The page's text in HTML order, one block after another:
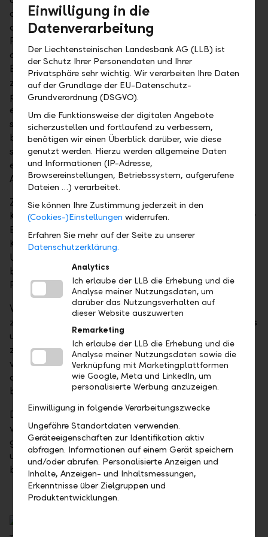
anlagen. Seit einigen Monaten zeigen sich
abnehmende Produktivitätszuwächse bei den
Förderstellen. Einige Industriebeobachter sehen in
dieser Verlangsamung erste Anzeichen einer
Erschöpfung der Vorkommen. Berücksichtigt man
zwei weitere Entwicklungen, verschärft sich das
potenzielle Angebotsproblem zusätzlich. So wird
einerseits angenommen, dass die Unternehmen
sogenanntes «High-Grading» betreiben, also die
besten Quellen zuerst abbauen. Andererseits zeigt
sich nach Jahren lokaler Diversifizierung nun erneut
eine Konzentration auf das grösste und wichtigste
Abbaugebiet, das Permian Basin.
Zudem sind jüngst erneut deutlich höhere
Kreditaufschläge für High-Yield-Schuldner im Sektor
Energie zu beobachten. Aufgrund der restriktiveren
Kapitalmärkte ist davon auszugehen, dass die
Unternehmen weiterhin den Aktionär zuerst
belohnen werden und erst in zweiter Linie ein
Produktionswachstum verfolgen können.
Was der Sektor sowie der Markt als Ganzes derzeit
zuletzt benötigen, ist ein Mehr an Regulierung, wie es
unter einem demokratischen US-Präsidenten 2020
zu erwarten wäre. Sollten die Abbaugebiete
verkleinert oder gar ein Fracking-Verbot
ausgesprochen werden, wäre eine für die Wirtschaft
belastende Energiepreisreaktion die direkte Folge.
Diese Risiken beachtend, legen wir bei der Auswahl
von US-Energieproduzenten im Portfoliokontext
grossen Wert auf eine solide Bilanzsituation sowie
umfangreiche, gesicherte und günstig zu
bewirtschaftende Rohstoffvorkommen.
Einwilligung in die
Datenverarbeitung
Der Liechtensteinischen Landesbank AG (LLB) ist
der Schutz Ihrer Personendaten und Ihrer
Privatsphäre sehr wichtig. Wir verarbeiten Ihre Daten
auf der Grundlage der EU-Datenschutz-
Grundverordnung (DSGVO).
Um die Funktionsweise der digitalen Angebote
sicherzustellen und fortlaufend zu verbessern,
benötigen wir einen Überblick darüber, wie diese
genutzt werden. Hierzu werden allgemeine Daten
und Informationen (IP-Adresse,
Browsereinstellungen, Betriebssystem, aufgerufene
Dateien …) verarbeitet.
Sie können Ihre Zustimmung jederzeit in den
(Cookies-)Einstellungen widerrufen.
Erfahren Sie mehr auf der Seite zu unserer
Datenschutzerklärung.
Analytics
Ich erlaube der LLB die Erhebung und die
Analyse meiner Nutzungsdaten, um
darüber das Nutzungsverhalten auf
dieser Website auszuwerten
Remarketing
Ich erlaube der LLB die Erhebung und die
Analyse meiner Nutzungsdaten sowie die
Verknüpfung mit Marketingplattformen
wie Google, Meta und LinkedIn, um
personalisierte Werbung anzuzeigen.
Einwilligung in folgende Verarbeitungszwecke
Ungefähre Standortdaten verwenden.
Geräteeigenschaften zur Identifikation aktiv
abfragen. Informationen auf einem Gerät speichern
und/oder abrufen. Personalisierte Anzeigen und
Inhalte, Anzeigen- und Inhaltsmessungen,
Erkenntnisse über Zielgruppen und
Produktentwicklungen.